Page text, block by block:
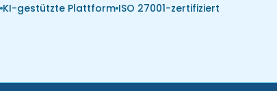
KI-gestützte Plattform ISO 27001-zertifiziert